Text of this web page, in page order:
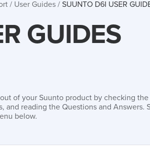
User Guides SUUNTO D6I USER
GUIDES
of your Suunto product by checking
and reading the Questions and Answers.
below.